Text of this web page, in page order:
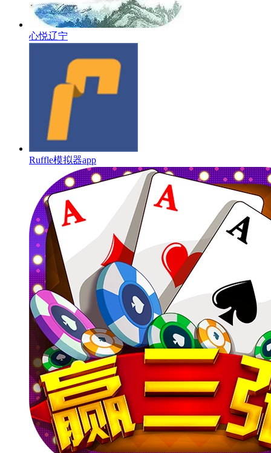
心悦辽宁
Ruffle模拟器app